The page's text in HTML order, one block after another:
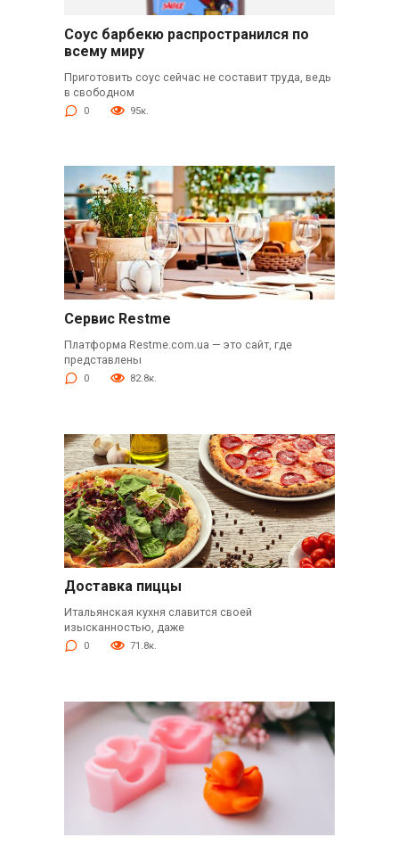
Соус барбекю распространился по
всему миру
Приготовить соус сейчас не составит труда, ведь
в свободном
0 95к.
Сервис Restme
Платформа Restme.com.ua — это сайт, где
представлены
0 82.8к.
Доставка пиццы
Итальянская кухня славится своей
изысканностью, даже
0 71.8к.